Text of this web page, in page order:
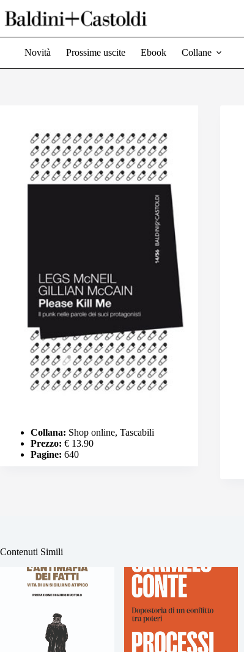
al
contenuto
Novità Prossime uscite Ebook Collane
Collana: Shop online, Tascabili
Prezzo: € 13.90
Pagine: 640
Contenuti Simili